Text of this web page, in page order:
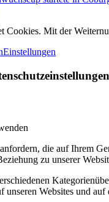
Cookies. Mit der
Einstellungen
die auf Ihrem
zu unserer
unseren Websites und